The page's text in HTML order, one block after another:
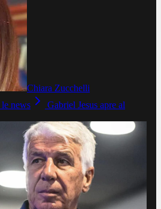
Chiara Zucchelli
news
Gabriel Jesus apre al